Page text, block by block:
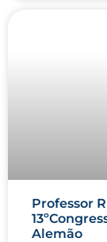
Professor
Alemão